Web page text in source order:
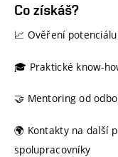
Co získáš?
📈 Ověření
🎓 Praktické know-
🤝 Mentoring od
🌍 Kontakty na další
spolupracovníky